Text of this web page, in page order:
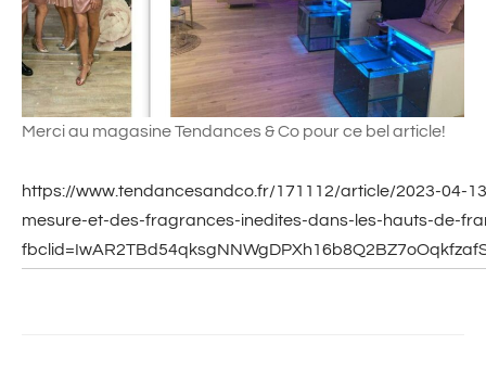
Merci au magasine Tendances & Co pour ce bel article!
https://www.tendancesandco.fr/171112/article/2023-04-
mesure-et-des-fragrances-inedites-dans-les-hauts-de-